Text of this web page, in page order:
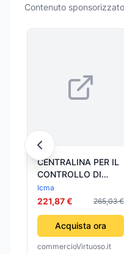
Contenuto sponsorizzato
CENTRALINA PER IL
CONTROLLO DI
IMPIANTI A
PANNELLI SOLARI
uscite a relé ICMA
Icma
221,87 € 265,03 €
Acquista ora
commercioVirtuoso.it